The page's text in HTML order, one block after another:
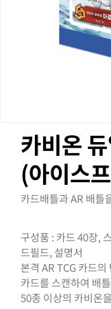
카비온
(아이스
카드배틀과 AR 배틀
구성품 : 카드 40장,
드필드, 설명서
본격 AR TCG 카드의
카드를 스캔하여 배
50종 이상의 카비온